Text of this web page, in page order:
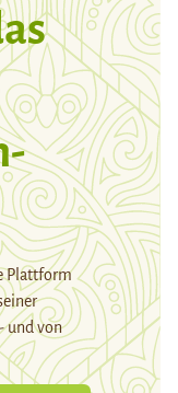
Plattform
und von